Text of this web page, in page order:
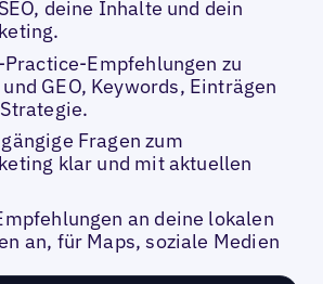
deine Inhalte und dein
Empfehlungen zu
GEO, Keywords, Einträgen
Fragen zum
klar und mit aktuellen
an deine lokalen
an, für Maps, soziale Medien